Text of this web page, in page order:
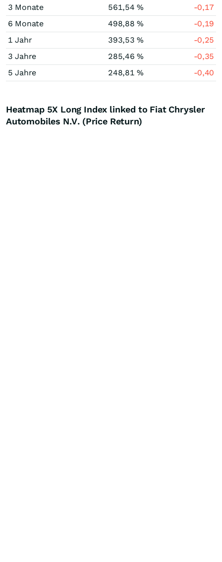
3 Monate 561,54 %
-0,17
6 Monate
498,88 %
-0,19
1 Jahr
393,53 %
-0,25
3 Jahre
285,46 %
-0,35
5 Jahre
248,81 % -0,40
Heatmap 5X Long Index linked to Fiat Chrysler
Automobiles N.V. (Price Return)